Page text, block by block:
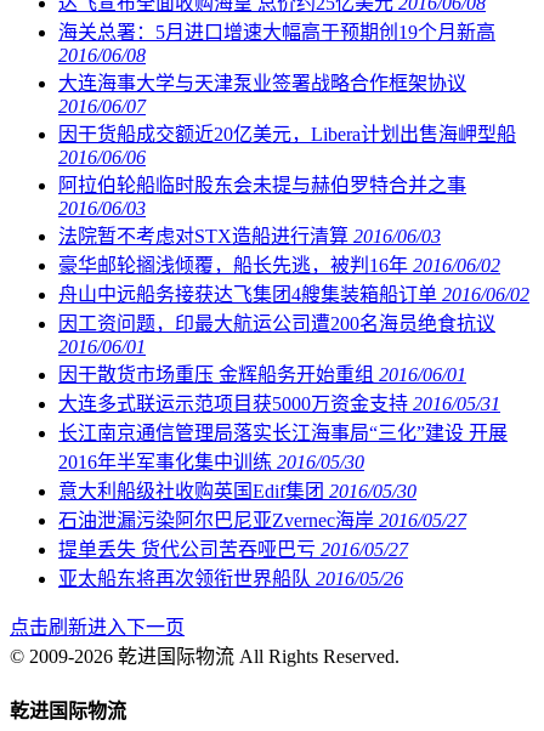
海关总署：5月进口增速大幅高于预期创19个月新高
2016/06/08
大连海事大学与天津泵业签署战略合作框架协议
2016/06/07
因干货船成交额近20亿美元，Libera计划出售海岬型船
2016/06/06
阿拉伯轮船临时股东会未提与赫伯罗特合并之事
2016/06/03
法院暂不考虑对STX造船进行清算 2016/06/03
豪华邮轮搁浅倾覆，船长先逃，被判16年 2016/06/02
舟山中远船务接获达飞集团4艘集装箱船订单 2016/06/02
因工资问题，印最大航运公司遭200名海员绝食抗议
2016/06/01
因干散货市场重压 金辉船务开始重组 2016/06/01
大连多式联运示范项目获5000万资金支持 2016/05/31
长江南京通信管理局落实长江海事局“三化”建设 开展
2016年半军事化集中训练 2016/05/30
意大利船级社收购英国Edif集团 2016/05/30
石油泄漏污染阿尔巴尼亚Zvernec海岸 2016/05/27
提单丢失 货代公司苦吞哑巴亏 2016/05/27
亚太船东将再次领衔世界船队 2016/05/26
点击刷新进入下一页
© 2009-2026 乾进国际物流 All Rights Reserved.
乾进国际物流